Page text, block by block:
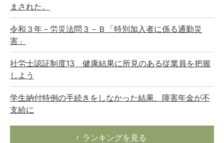
まされた。
令和３年－労災法問３－Ｂ「特別加入者に係る通勤災
害」
社労士認証制度13 健康結果に所見のある従業員を把握
しよう
学生納付特例の手続きをしなかった結果、障害年金が不
支給に
ランキングを見る